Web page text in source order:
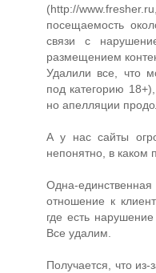
(http://
посещаемость
связи с
размещением
Удалили все, что
под категорию
но апелляции
А у нас сайты
непонятно, в каком
Одна-
отношение к
где есть
Все удалим.
Получается, что